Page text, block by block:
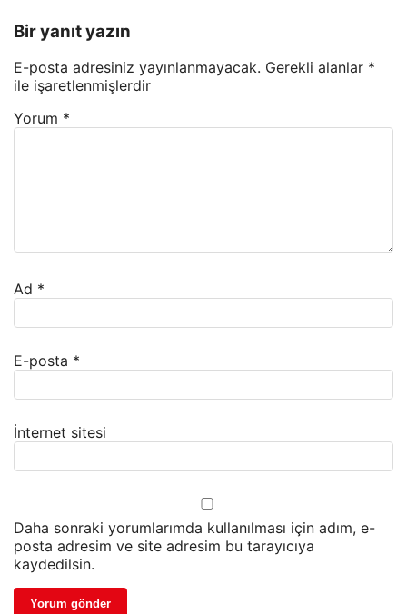
Bir yanıt yazın
E-posta adresiniz yayınlanmayacak. Gerekli alanlar *
ile işaretlenmişlerdir
Yorum *
Ad *
E-posta *
İnternet sitesi
Daha sonraki yorumlarımda kullanılması için adım, e-
posta adresim ve site adresim bu tarayıcıya
kaydedilsin.